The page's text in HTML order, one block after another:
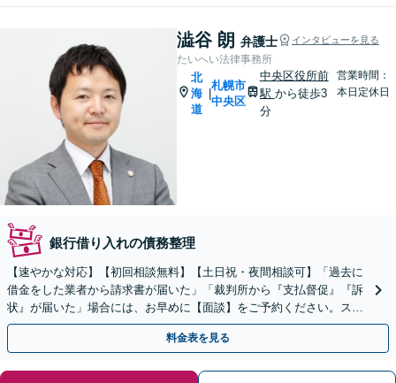
澁谷 朗 弁護士 インタビューを見る
たいへい法律事務所
北
海
道
札幌市
中央区
中央区役所前
駅 から徒歩3
分
営業時間：
本日定休日
銀行借り入れの債務整理
【速やかな対応】【初回相談無料】【土日祝・夜間相談可】「過去に
借金をした業者から請求書が届いた」「裁判所から『支払督促』『訴
状』が届いた」場合には、お早めに【面談】をご予約ください。スム
ーズに消滅時効の援用を行います。
料金表を見る